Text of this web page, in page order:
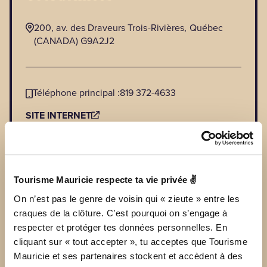
Tourisme Mauricie respecte ta vie privée ✌
On n’est pas le genre de voisin qui « zieute » entre les
craques de la clôture. C’est pourquoi on s’engage à
respecter et protéger tes données personnelles. En
cliquant sur « tout accepter », tu acceptes que Tourisme
Mauricie et ses partenaires stockent et accèdent à des
200, av. des Draveurs Trois-Rivières, Québec
(CANADA) G9A2J2
Téléphone principal :819 372-4633
SITE INTERNET
borealis@culture3r.com